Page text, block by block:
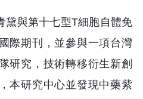
黛與第十七型T細胞自體免
際期刊，並參與一項台灣
研究，技術轉移衍生新創
本研究中心並發現中藥紫